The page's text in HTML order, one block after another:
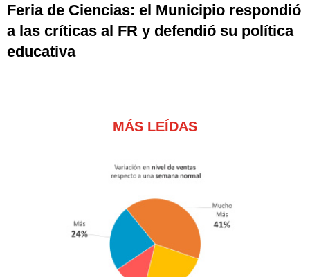
Feria de Ciencias: el Municipio respondió
a las críticas al FR y defendió su política
educativa
MÁS LEÍDAS